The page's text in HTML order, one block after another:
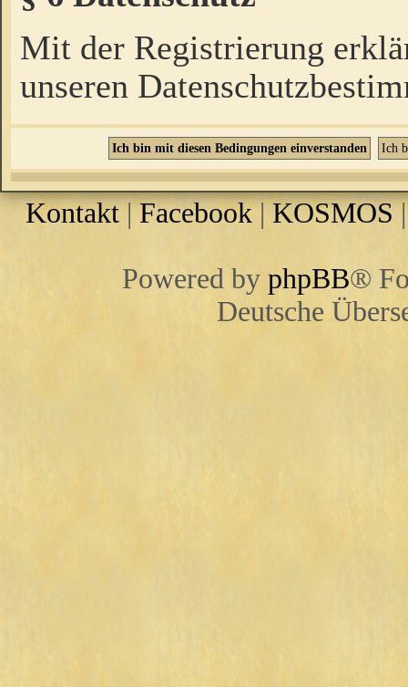
Mit der Registrierung
unseren
Kontakt |Facebook | KOSMOS
Powered by phpBB®
Deutsche